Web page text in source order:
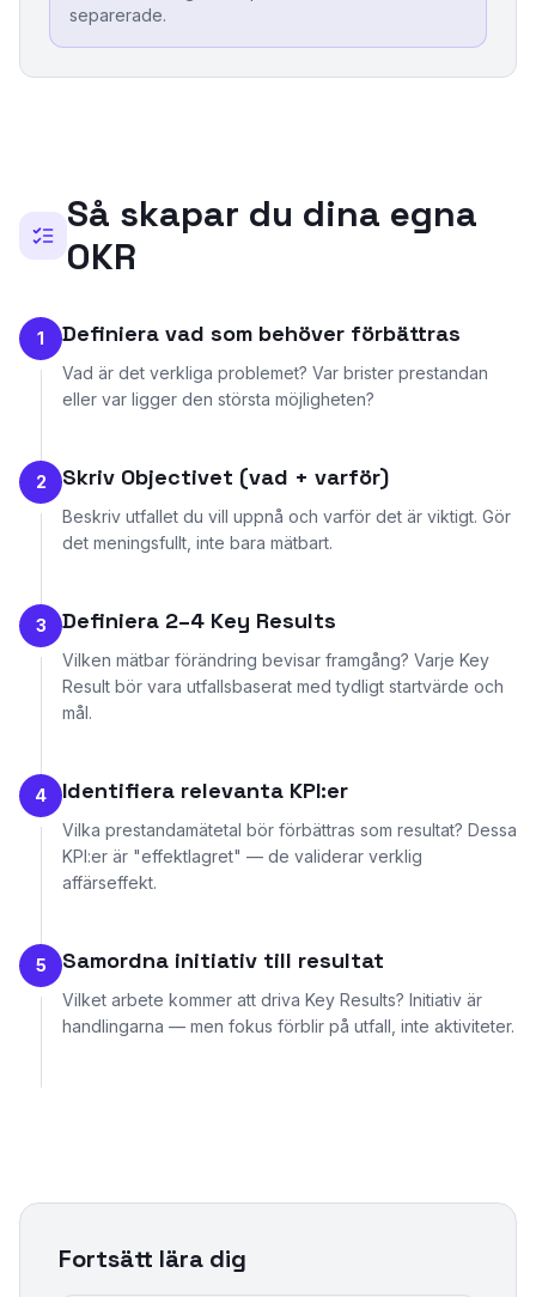
separerade.
Så skapar du dina egna
OKR
1 Definiera vad som behöver förbättras
Vad är det verkliga problemet? Var brister prestandan
eller var ligger den största möjligheten?
2 Skriv Objectivet (vad + varför)
Beskriv utfallet du vill uppnå och varför det är viktigt. Gör
det meningsfullt, inte bara mätbart.
3 Definiera 2–4 Key Results
Vilken mätbar förändring bevisar framgång? Varje Key
Result bör vara utfallsbaserat med tydligt startvärde och
mål.
4 Identifiera relevanta KPI:er
Vilka prestandamätetal bör förbättras som resultat? Dessa
KPI:er är "effektlagret" — de validerar verklig
affärseffekt.
5 Samordna initiativ till resultat
Vilket arbete kommer att driva Key Results? Initiativ är
handlingarna — men fokus förblir på utfall, inte aktiviteter.
Fortsätt lära dig